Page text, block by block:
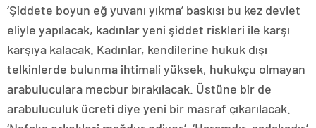
‘Şiddete boyun eğ yuvanı yıkma’ baskısı bu kez devlet
eliyle yapılacak, kadınlar yeni şiddet riskleri ile karşı
karşıya kalacak. Kadınlar, kendilerine hukuk dışı
telkinlerde bulunma ihtimali yüksek, hukukçu olmayan
arabuluculara mecbur bırakılacak. Üstüne bir de
arabuluculuk ücreti diye yeni bir masraf çıkarılacak.